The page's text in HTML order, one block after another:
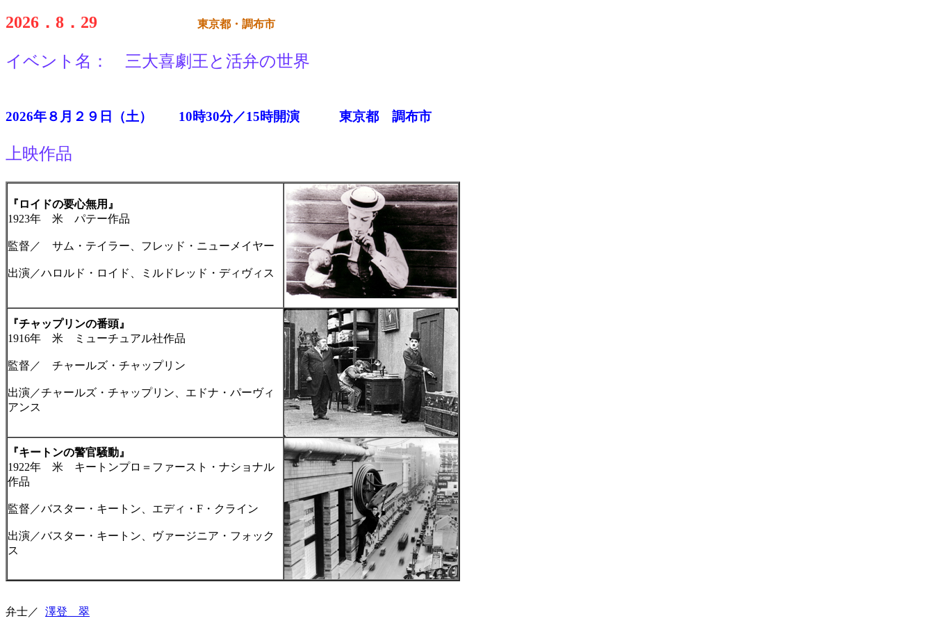
2026．8．29 東京都・調布市
イベント名： 三大喜劇王と活弁の世界
2026年８月２９日（土） 10時30分／15時開演 東京都 調布市
上映作品
『ロイドの要心無用』
1923年 米 パテー作品
監督／ サム・テイラー、フレッド・ニューメイヤー
出演／ハロルド・ロイド、ミルドレッド・ディヴィス
『チャップリンの番頭』
1916年 米 ミューチュアル社作品
監督／ チャールズ・チャップリン
出演／チャールズ・チャップリン、エドナ・パーヴィ
アンス
『キートンの警官騒動』
1922年 米 キートンプロ＝ファースト・ナショナル
作品
監督／バスター・キートン、エディ・F・クライン
出演／バスター・キートン、ヴァージニア・フォック
ス
弁士／ 澤登 翠